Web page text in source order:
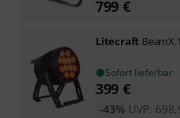
799 €
Litecraft
Sofort lieferbar
399 €
UVP:
-43%